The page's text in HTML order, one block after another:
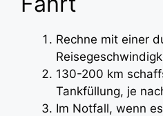
Rechne mit einer
130-200 km
Tankfüllung, je
Im Notfall, wenn